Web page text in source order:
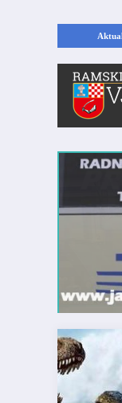
Kopajući temelje kuće,